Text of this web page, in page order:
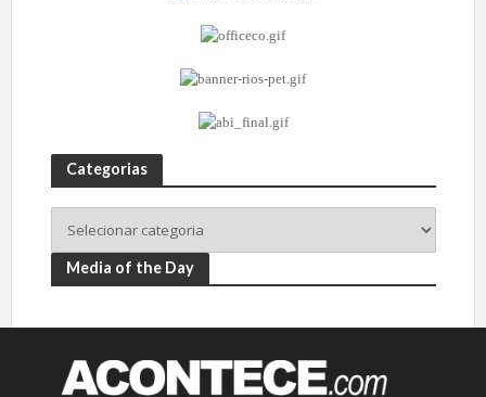
Categorias
Media of the Day